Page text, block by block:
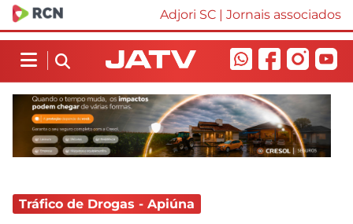
Adjori SC | Jornais associados
Tráfico de Drogas - Apiúna